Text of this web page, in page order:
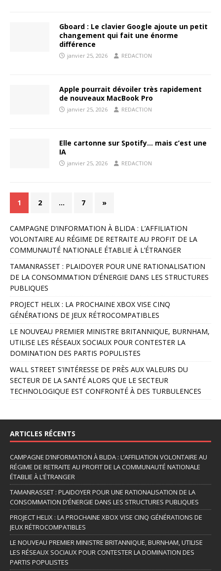
Gboard : Le clavier Google ajoute un petit
changement qui fait une énorme
différence
janvier 25, 2026 REDACTION
Apple pourrait dévoiler très rapidement
de nouveaux MacBook Pro
janvier 25, 2026 REDACTION
Elle cartonne sur Spotify… mais c’est une
IA
janvier 25, 2026 REDACTION
1 2 … 7 »
CAMPAGNE D’INFORMATION À BLIDA : L’AFFILIATION
VOLONTAIRE AU RÉGIME DE RETRAITE AU PROFIT DE LA
COMMUNAUTÉ NATIONALE ÉTABLIE À L’ÉTRANGER
TAMANRASSET : PLAIDOYER POUR UNE RATIONALISATION
DE LA CONSOMMATION D’ÉNERGIE DANS LES STRUCTURES
PUBLIQUES
PROJECT HELIX : LA PROCHAINE XBOX VISE CINQ
GÉNÉRATIONS DE JEUX RÉTROCOMPATIBLES
LE NOUVEAU PREMIER MINISTRE BRITANNIQUE, BURNHAM,
UTILISE LES RÉSEAUX SOCIAUX POUR CONTESTER LA
DOMINATION DES PARTIS POPULISTES
WALL STREET S’INTÉRESSE DE PRÈS AUX VALEURS DU
SECTEUR DE LA SANTÉ ALORS QUE LE SECTEUR
TECHNOLOGIQUE EST CONFRONTÉ À DES TURBULENCES
ARTICLES RÉCENTS
CAMPAGNE D’INFORMATION À BLIDA : L’AFFILIATION VOLONTAIRE AU
RÉGIME DE RETRAITE AU PROFIT DE LA COMMUNAUTÉ NATIONALE
ÉTABLIE À L’ÉTRANGER
TAMANRASSET : PLAIDOYER POUR UNE RATIONALISATION DE LA
CONSOMMATION D’ÉNERGIE DANS LES STRUCTURES PUBLIQUES
PROJECT HELIX : LA PROCHAINE XBOX VISE CINQ GÉNÉRATIONS DE
JEUX RÉTROCOMPATIBLES
LE NOUVEAU PREMIER MINISTRE BRITANNIQUE, BURNHAM, UTILISE
LES RÉSEAUX SOCIAUX POUR CONTESTER LA DOMINATION DES
PARTIS POPULISTES